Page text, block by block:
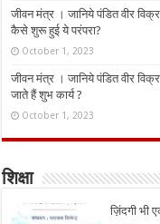
जीवन मंत्र । जानिये पंडित वीर
कैसे शुरू हुई ये परंपरा?
October 1, 2023
जीवन मंत्र । जानिये पंडित वीर
जाते हैं शुभ कार्य ?
October 1, 2023
शिक्षा
ज़िंदगी भी